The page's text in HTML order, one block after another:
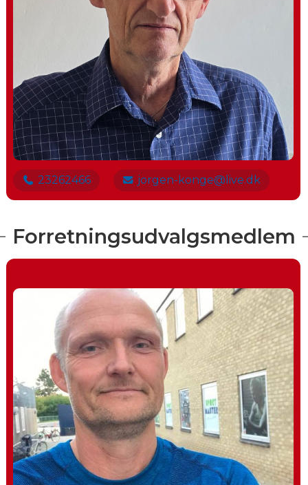
23262466 jorgen-konge@live.dk
Forretningsudvalgsmedlem